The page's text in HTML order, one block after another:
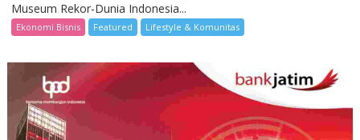
Museum Rekor-Dunia Indonesia...
Ekonomi Bisnis Featured Lifestyle & Komunitas